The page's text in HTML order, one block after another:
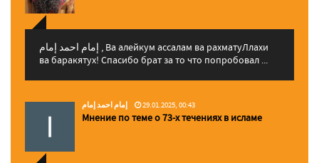
إمام احمد إمام , Ва алейкум ассалам ва рахматуЛлахи
ва баракятух! Спасибо брат за то что попробовал ...
إمام احمد إمام 29.01.2025, 00:43
Мнение по теме о 73-х течениях в исламе